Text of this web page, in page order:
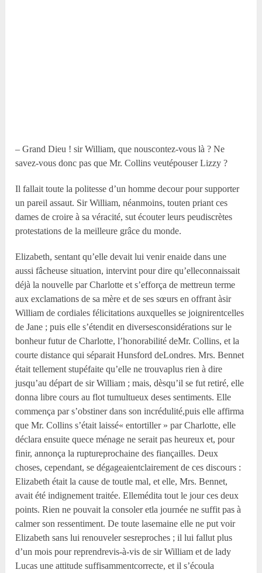
– Grand Dieu ! sir William, que nouscontez-vous là ? Ne
savez-vous donc pas que Mr. Collins veutépouser Lizzy ?
Il fallait toute la politesse d’un homme decour pour supporter
un pareil assaut. Sir William, néanmoins, touten priant ces
dames de croire à sa véracité, sut écouter leurs peudiscrètes
protestations de la meilleure grâce du monde.
Elizabeth, sentant qu’elle devait lui venir enaide dans une
aussi fâcheuse situation, intervint pour dire qu’elleconnaissait
déjà la nouvelle par Charlotte et s’efforça de mettreun terme
aux exclamations de sa mère et de ses sœurs en offrant àsir
William de cordiales félicitations auxquelles se joignirentcelles
de Jane ; puis elle s’étendit en diversesconsidérations sur le
bonheur futur de Charlotte, l’honorabilité deMr. Collins, et la
courte distance qui séparait Hunsford deLondres. Mrs. Bennet
était tellement stupéfaite qu’elle ne trouvaplus rien à dire
jusqu’au départ de sir William ; mais, dèsqu’il se fut retiré, elle
donna libre cours au flot tumultueux deses sentiments. Elle
commença par s’obstiner dans son incrédulité,puis elle affirma
que Mr. Collins s’était laissé« entortiller » par Charlotte, elle
déclara ensuite quece ménage ne serait pas heureux et, pour
finir, annonça la ruptureprochaine des fiançailles. Deux
choses, cependant, se dégageaientclairement de ces discours :
Elizabeth était la cause de toutle mal, et elle, Mrs. Bennet,
avait été indignement traitée. Ellemédita tout le jour ces deux
points. Rien ne pouvait la consoler etla journée ne suffit pas à
calmer son ressentiment. De toute lasemaine elle ne put voir
Elizabeth sans lui renouveler sesreproches ; il lui fallut plus
d’un mois pour reprendrevis-à-vis de sir William et de lady
Lucas une attitude suffisammentcorrecte, et il s’écoula